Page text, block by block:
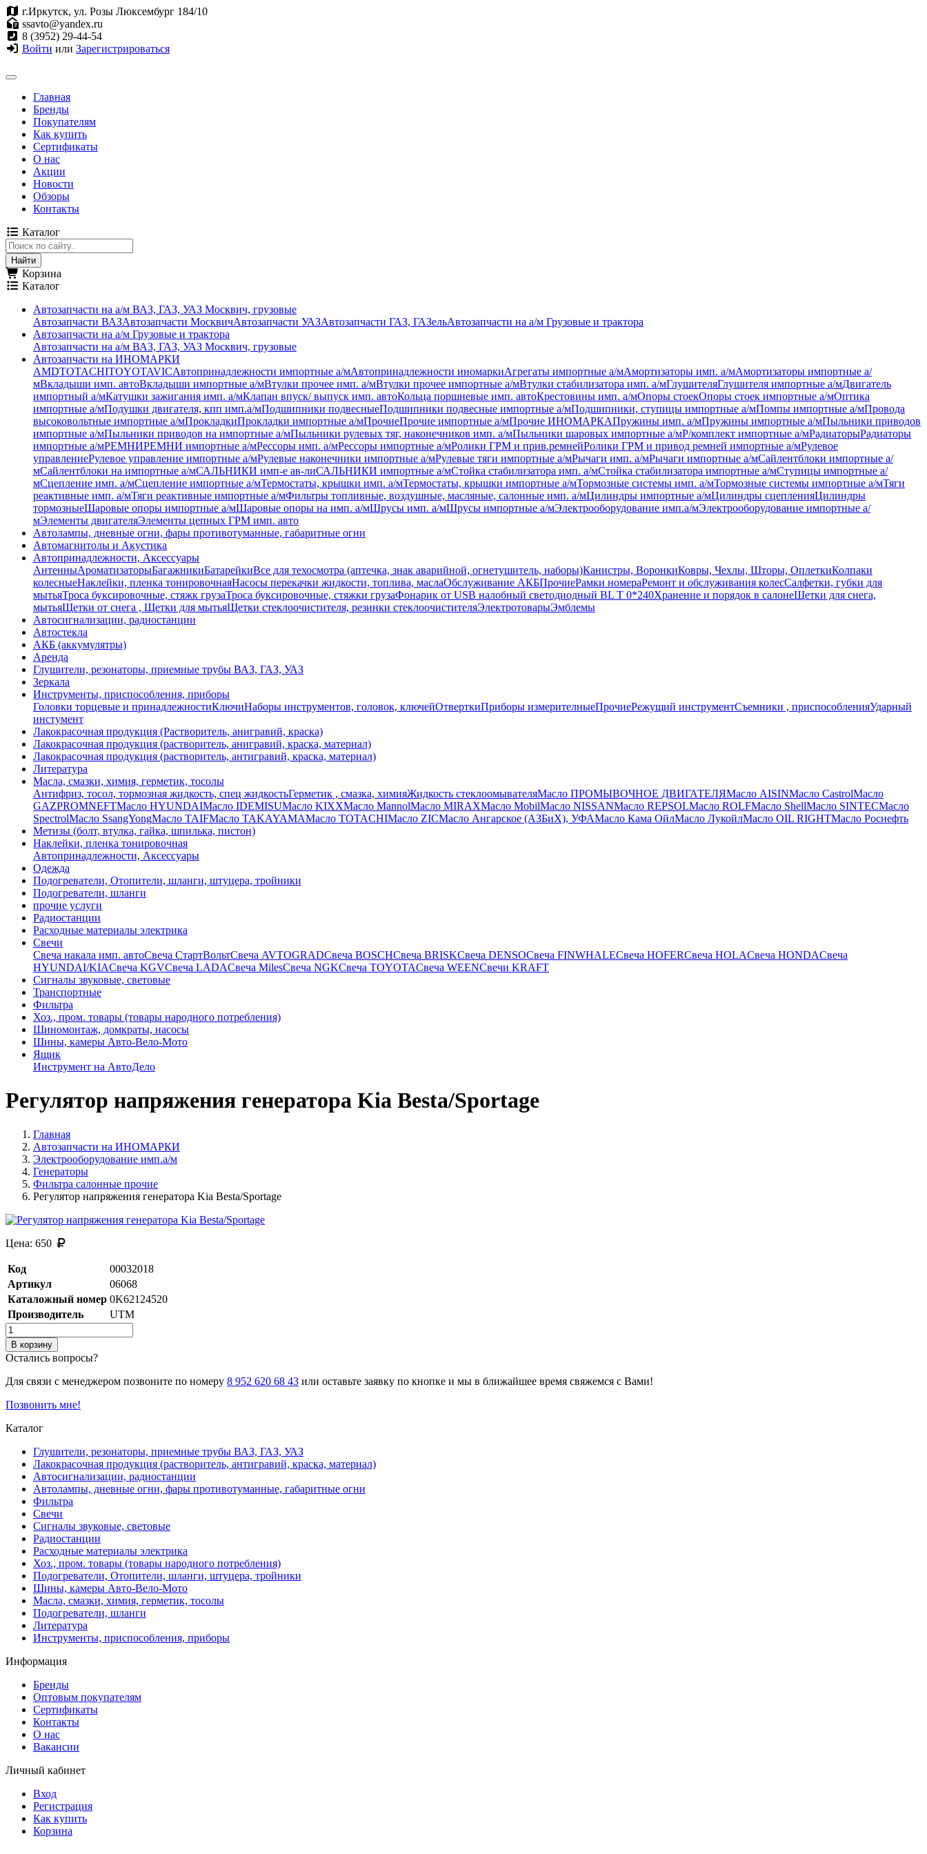
г.Иркутск, ул. Розы Люксембург 184/10
ssavto@yandex.ru
8 (3952) 29-44-54
Войти или Зарегистрироваться
Главная
Бренды
Покупателям
Как купить
Сертификаты
О нас
Акции
Новости
Обзоры
Контакты
Каталог
Корзина
Каталог
Автозапчасти на а/м ВАЗ, ГАЗ, УАЗ Москвич, грузовые
Автозапчасти ВАЗАвтозапчасти МосквичАвтозапчасти УАЗАвтозапчасти ГАЗ, ГАЗельАвтозапчасти на а/м Грузовые и трактора
Автозапчасти на а/м Грузовые и трактора
Автозапчасти на а/м ВАЗ, ГАЗ, УАЗ Москвич, грузовые
Автозапчасти на ИНОМАРКИ
AMDTOTACHITOYOTAVICАвтопринадлежности импортные а/мАвтопринадлежности иномаркиАгрегаты импортные а/мАмортизаторы имп. а/мАмортизаторы импортные а/
мВкладыши имп. автоВкладыши импортные а/мВтулки прочее имп. а/мВтулки прочее импортные а/мВтулки стабилизатора имп. а/мГлушителяГлушителя импортные а/мДвигатель
импортный а/мКатушки зажигания имп. а/мКлапан впуск/ выпуск имп. автоКольца поршневые имп. автоКрестовины имп. а/мОпоры стоекОпоры стоек импортные а/мОптика
импортные а/мПодушки двигателя, кпп имп.а/мПодшипники подвесныеПодшипники подвесные импортные а/мПодшипники, ступицы импортные а/мПомпы импортные а/мПровода
высоковольтные импортные а/мПрокладкиПрокладки импортные а/мПрочиеПрочие импортные а/мПрочие ИНОМАРКАПружины имп. а/мПружины импортные а/мПыльники приводов
импортные а/мПыльники приводов на импортные а/мПыльники рулевых тяг, наконечников имп. а/мПыльники шаровых импортные а/мР/комплект импортные а/мРадиаторыРадиаторы
импортные а/мРЕМНИРЕМНИ импортные а/мРессоры имп. а/мРессоры импортные а/мРолики ГРМ и прив.ремнейРолики ГРМ и привод ремней импортные а/мРулевое
управлениеРулевое управление импортные а/мРулевые наконечники импортные а/мРулевые тяги импортные а/мРычаги имп. а/мРычаги импортные а/мСайлентблоки импортные а/
мСайлентблоки на импортные а/мСАЛЬНИКИ имп-е ав-лиСАЛЬНИКИ импортные а/мСтойка стабилизатора имп. а/мСтойка стабилизатора импортные а/мСтупицы импортные а/
мСцепление имп. а/мСцепление импортные а/мТермостаты, крышки имп. а/мТермостаты, крышки импортные а/мТормозные системы имп. а/мТормозные системы импортные а/мТяги
реактивные имп. а/мТяги реактивные импортные а/мФильтры топливные, воздушные, масляные, салонные имп. а/мЦилиндры импортные а/мЦилиндры сцепленияЦилиндры
тормозныеШаровые опоры импортные а/мШаровые опоры на имп. а/мШрусы имп. а/мШрусы импортные а/мЭлектрооборудование имп.а/мЭлектрооборудование импортные а/
мЭлементы двигателяЭлементы цепных ГРМ имп. авто
Автолампы, дневные огни, фары противотуманные, габаритные огни
Автомагнитолы и Акустика
Автопринадлежности, Аксессуары
АнтенныАроматизаторыБагажникиБатарейкиВсе для техосмотра (аптечка, знак аварийной, огнетушитель, наборы)Канистры, ВоронкиКовры, Чехлы, Шторы, ОплеткиКолпаки
колесныеНаклейки, пленка тонировочнаяНасосы перекачки жидкости, топлива, маслаОбслуживание АКБПрочиеРамки номераРемонт и обслуживания колесСалфетки, губки для
мытьяТроса буксировочные, стяжк грузаТроса буксировочные, стяжки грузаФонарик от USB налобный светодиодный BL T 0*240Хранение и порядок в салонеЩетки для снега,
мытьяЩетки от снега , Щетки для мытьяЩетки стеклоочистителя, резинки стеклоочистителяЭлектротоварыЭмблемы
Автосигнализации, радиостанции
Автостекла
АКБ (аккумулятры)
Аренда
Глушители, резонаторы, приемные трубы ВАЗ, ГАЗ, УАЗ
Зеркала
Инструменты, приспособления, приборы
Головки торцевые и принадлежностиКлючиНаборы инструментов, головок, ключейОтверткиПриборы измерителныеПрочиеРежущий инструментСъемники , приспособленияУдарный
инстумент
Лакокрасочная продукция (Растворитель, анигравий, краска)
Лакокрасочная продукция (растворитель, анигравий, краска, материал)
Лакокрасочная продукция (растворитель, антигравий, краска, материал)
Литература
Масла, смазки, химия, герметик, тосолы
Антифриз, тосол, тормозная жидкость, спец жидкостьГерметик , смазка, химияЖидкость стеклоомывателяМасло ПРОМЫВОЧНОЕ ДВИГАТЕЛЯМасло AISINМасло CastrolМасло
GAZPROMNEFTМасло HYUNDAIМасло IDEMISUМасло KIXXМасло MannolМасло MIRAXМасло MobilМасло NISSANМасло REPSOLМасло ROLFМасло ShellМасло SINTECМасло
SpectrolМасло SsangYongМасло TAIFМасло TAKAYAMAМасло TOTACHIМасло ZICМасло Ангарское (АЗБиХ), УФАМасло Кама ОйлМасло ЛукойлМасло ОIL RIGHTМасло Роснефть
Метизы (болт, втулка, гайка, шпилька, пистон)
Наклейки, пленка тонировочная
Автопринадлежности, Аксессуары
Одежда
Подогреватели, Отопители, шланги, штуцера, тройники
Подогреватели, шланги
прочие услуги
Радиостанции
Расходные материалы электрика
Свечи
Свечa накала имп. автоСвечa СтартВольтСвеча AVTOGRADСвеча BOSCHСвеча BRISKСвеча DENSOСвеча FINWHALEСвеча HOFERСвеча HOLAСвеча HONDAСвеча
HYUNDAI/KIAСвеча KGVСвеча LADAСвеча MilesСвеча NGKСвеча TOYOTAСвеча WEENСвечи KRAFT
Сигналы звуковые, световые
Транспортные
Фильтра
Хоз., пром. товары (товары народного потребления)
Шиномонтаж, домкраты, насосы
Шины, камеры Авто-Вело-Мото
Ящик
Инструмент на АвтоДело
Регулятор напряжения генератора Kia Besta/Sportage
Главная
Автозапчасти на ИНОМАРКИ
Электрооборудование имп.а/м
Генераторы
Фильтра салонные прочие
Регулятор напряжения генератора Kia Besta/Sportage
Цена: 650
Код
00032018
Артикул
06068
Каталожный номер 0K62124520
Производитель
UTM
В корзину
Остались вопросы?
Для связи с менеджером позвоните по номеру 8 952 620 68 43 или оставьте заявку по кнопке и мы в ближайшее время свяжемся с Вами!
Позвонить мне!
Каталог
Глушители, резонаторы, приемные трубы ВАЗ, ГАЗ, УАЗ
Лакокрасочная продукция (растворитель, антигравий, краска, материал)
Автосигнализации, радиостанции
Автолампы, дневные огни, фары противотуманные, габаритные огни
Фильтра
Свечи
Сигналы звуковые, световые
Радиостанции
Расходные материалы электрика
Хоз., пром. товары (товары народного потребления)
Подогреватели, Отопители, шланги, штуцера, тройники
Шины, камеры Авто-Вело-Мото
Масла, смазки, химия, герметик, тосолы
Подогреватели, шланги
Литература
Инструменты, приспособления, приборы
Информация
Бренды
Оптовым покупателям
Сертификаты
Контакты
О нас
Вакансии
Личный кабинет
Вход
Регистрация
Как купить
Корзина